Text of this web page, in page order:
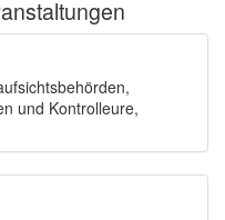
und Kontrolleure,